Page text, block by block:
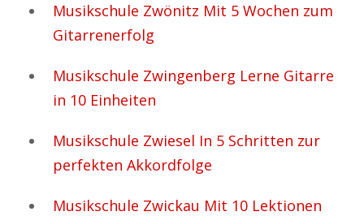
Musikschule Zwönitz Mit 5 Wochen zum
Gitarrenerfolg
Musikschule Zwingenberg Lerne Gitarre
in 10 Einheiten
Musikschule Zwiesel In 5 Schritten zur
perfekten Akkordfolge
Musikschule Zwickau Mit 10 Lektionen